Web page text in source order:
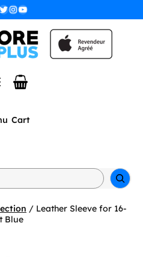
InstagramYouTube
Cart
/ Leather Sleeve for 16-
Blue